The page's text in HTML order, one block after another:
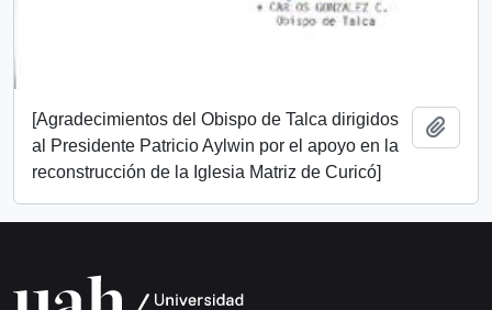
[Agradecimientos del Obispo de Talca dirigidos
al Presidente Patricio Aylwin por el apoyo en la
reconstrucción de la Iglesia Matriz de Curicó]